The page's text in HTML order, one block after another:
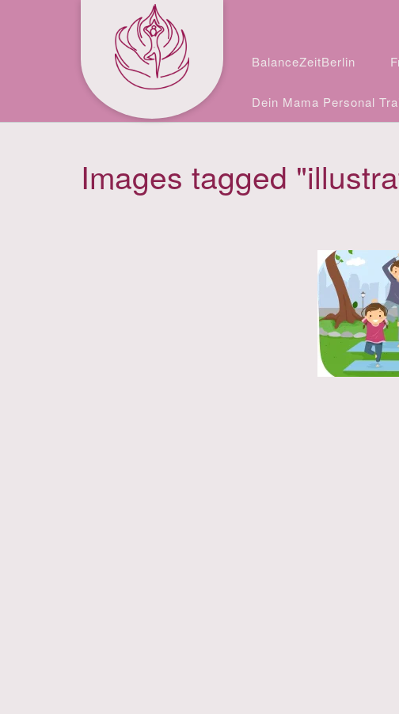
Facebook
Instagram
BalanceZeitBerlin
Dein Mama Personal
Images tagged